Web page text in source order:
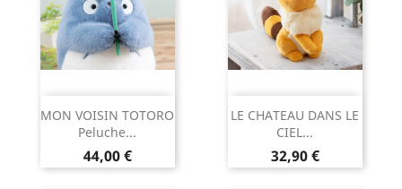
MON VOISIN TOTORO
Peluche...
Prix
44,00 €
LE CHATEAU DANS LE
CIEL...
Prix
32,90 €